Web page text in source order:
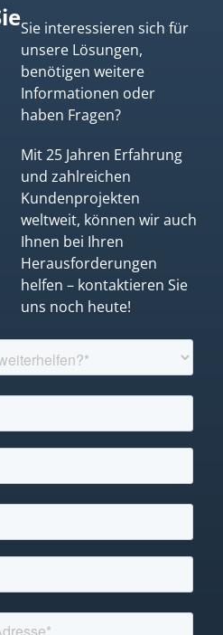
Sie interessieren sich für
unsere Lösungen,
benötigen weitere
Informationen oder
haben Fragen?
Mit 25 Jahren Erfahrung
und zahlreichen
Kundenprojekten
weltweit, können wir auch
Ihnen bei Ihren
Herausforderungen
helfen – kontaktieren Sie
uns noch heute!